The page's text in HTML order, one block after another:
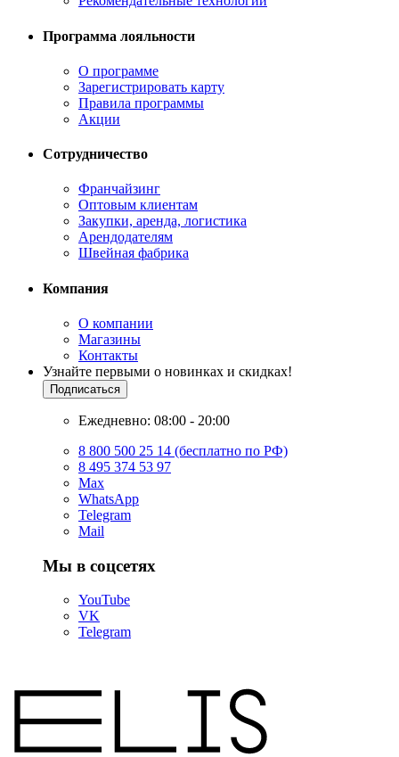
Программа лояльности
О программе
Зарегистрировать карту
Правила программы
Акции
Сотрудничество
Франчайзинг
Оптовым клиентам
Закупки, аренда, логистика
Арендодателям
Швейная фабрика
Компания
О компании
Магазины
Контакты
Узнайте первыми о новинках и скидках!
Подписаться
Ежедневно: 08:00 - 20:00
8 800 500 25 14 (бесплатно по РФ)
8 495 374 53 97
Max
WhatsApp
Telegram
Mail
Мы в соцсетях
YouTube
VK
Telegram